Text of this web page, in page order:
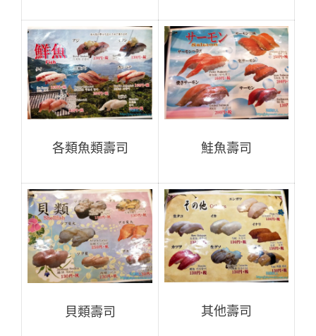
各類魚類壽司 鮭魚壽司
貝類壽司 其他壽司